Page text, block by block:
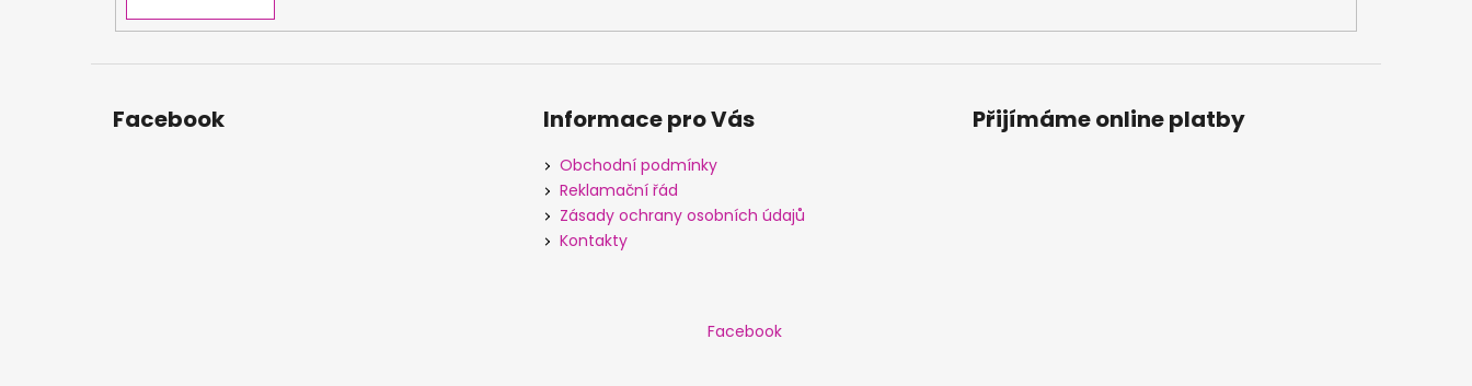
Facebook Informace pro Vás
Obchodní podmínky
Reklamační řád
Zásady ochrany osobních údajů
Kontakty
Přijímáme online platby
Facebook